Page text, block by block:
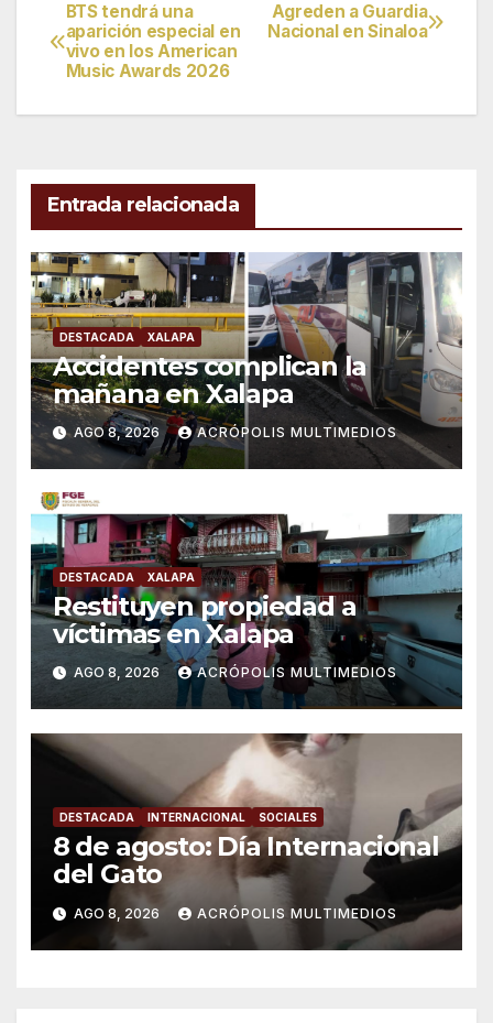
Navegación
de
entradas
Agreden a Guardia
Nacional en Sinaloa
BTS tendrá una
aparición especial en
vivo en los American
Music Awards 2026
Entrada relacionada
DESTACADA XALAPA
Accidentes complican la
mañana en Xalapa
AGO 8, 2026 ACRÓPOLIS MULTIMEDIOS
DESTACADA XALAPA
Restituyen propiedad a
víctimas en Xalapa
AGO 8, 2026 ACRÓPOLIS MULTIMEDIOS
DESTACADA INTERNACIONAL SOCIALES
8 de agosto: Día Internacional
del Gato
AGO 8, 2026 ACRÓPOLIS MULTIMEDIOS